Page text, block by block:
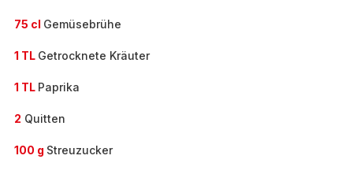
75 cl Gemüsebrühe
1 TL Getrocknete Kräuter
1 TL Paprika
2 Quitten
100 g Streuzucker